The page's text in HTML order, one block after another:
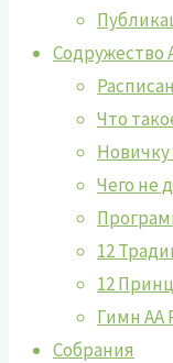
Содружество
Что
Новичку
Чего не
12
12
Гимн АА
Собрания